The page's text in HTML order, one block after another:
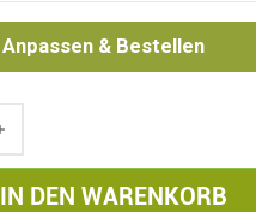
Anpassen & Bestellen
IN DEN WARENKORB